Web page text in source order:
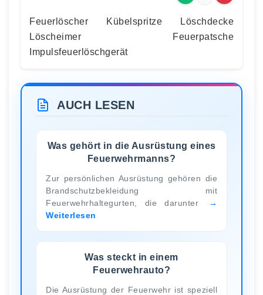
Feuerlöscher Kübelspritze Löschdecke
Löscheimer Feuerpatsche
Impulsfeuerlöschgerät
AUCH LESEN
Was gehört in die Ausrüstung eines
Feuerwehrmanns?
Zur persönlichen Ausrüstung gehören die
Brandschutzbekleidung mit
Feuerwehrhaltegurten, die darunter
Weiterlesen
Was steckt in einem
Feuerwehrauto?
Die Ausrüstung der Feuerwehr ist speziell